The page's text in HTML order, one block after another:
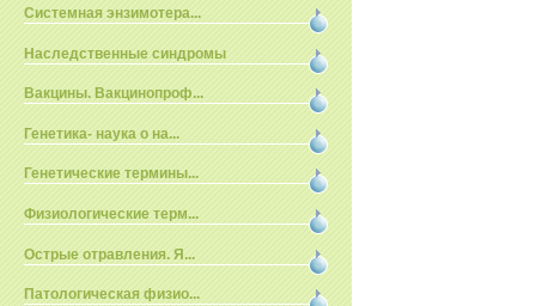
Системная энзимотера...
Наследственные синдромы
Вакцины. Вакцинопроф...
Генетика- наука о на...
Генетические термины...
Физиологические терм...
Острые отравления. Я...
Патологическая физио...